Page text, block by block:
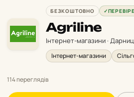
БЕЗКОШТОВНО ✓
Agriline
Інтернет-магазини ·
Інтернет-магазини
114 переглядів